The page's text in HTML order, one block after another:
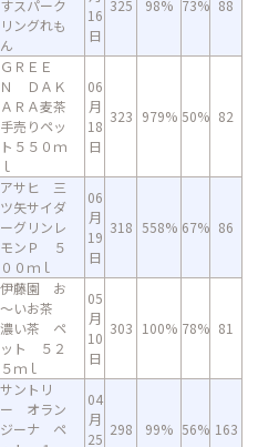
すスパーク
リングれも
ん
16
日
325 98% 73% 88
ＧＲＥＥ
Ｎ ＤＡＫ
ＡＲＡ麦茶
手売りペッ
ト５５０ｍ
ｌ
06
月
18
日
323 979% 50% 82
アサヒ 三
ツ矢サイダ
ーグリンレ
モンＰ ５
００ｍｌ
06
月
19
日
318 558% 67% 86
伊藤園 お
～いお茶
濃い茶 ペ
ット ５２
５ｍｌ
05
月
10
日
303 100% 78% 81
サントリ
ー オラン
ジーナ ペ
04
月
25
298 99% 56% 163